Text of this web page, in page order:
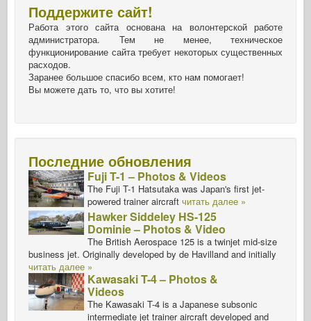
Поддержите сайт!
Работа этого сайта основана на волонтерской работе
администратора. Тем не менее, техническое
функционирование сайта требует некоторых существенных
расходов.
Заранее большое спасибо всем, кто нам помогает!
Вы можете дать то, что вы хотите!
Последние обновления
Fuji T-1 – Photos & Videos
The Fuji T-1 Hatsutaka was Japan's first jet-
powered trainer aircraft читать далее »
Hawker Siddeley HS-125
Dominie – Photos & Video
The British Aerospace 125 is a twinjet mid-size
business jet. Originally developed by de Havilland and initially
читать далее »
Kawasaki T-4 – Photos &
Videos
The Kawasaki T-4 is a Japanese subsonic
intermediate jet trainer aircraft developed and